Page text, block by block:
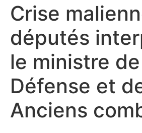
Crise
députés
le ministre
Défense et
Anciens